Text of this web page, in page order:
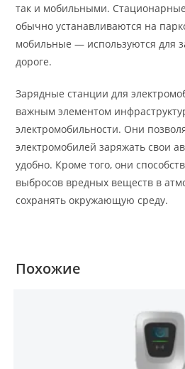
так и мобильными.
обычно устанавливаются на
мобильные — используются для
дороге.
Зарядные станции для
важным элементом
электромобильности. Они
электромобилей заряжать свои
удобно. Кроме того, они
выбросов вредных веществ в
сохранять окружающую среду.
Похожие